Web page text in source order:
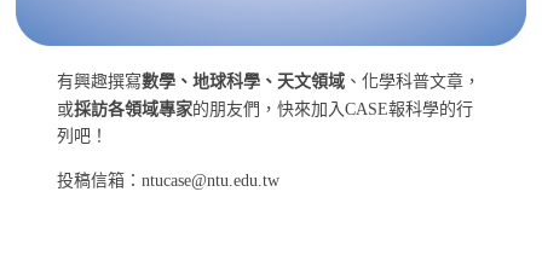
有興趣撰寫數學、地球科學、天文領域 、化學科普文章，
或採訪各領域專家的朋友們，快來加入CASE報科學的行
列吧！
投稿信箱：ntucase@ntu.edu.tw